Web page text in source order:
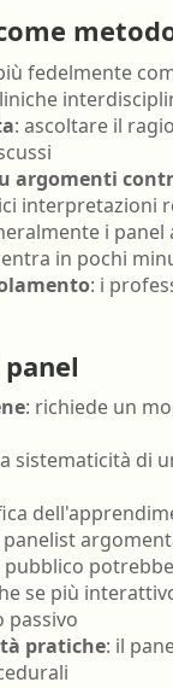
fedelmente
: ascoltare il
argomenti
interpretazioni
i
in pochi
: i
: richiede un
sistematicità di
panelist
se più
passivo
pratiche: il